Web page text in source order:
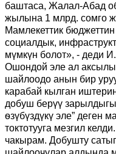
баштаса, Жалал-Абад
жылына 1 млрд. сомго
Мамлекеттик бюджеттин
социалдык,
мүмкүн болот», - деди
Ошондой эле ал
шайлоодо анын бир
карабай кылган
добуш берүү
ѳзүбүздүкү эле” деген
токтотууга мезгил
чакырам. Добушту